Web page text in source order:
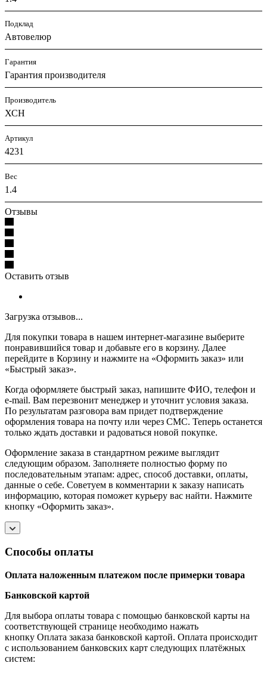
Подклад
Автовелюр
Гарантия
Гарантия производителя
Производитель
ХСН
Артикул
4231
Вес
1.4
Отзывы
Оставить отзыв
Загрузка отзывов...
Для покупки товара в нашем интернет-магазине выберите
понравившийся товар и добавьте его в корзину. Далее
перейдите в Корзину и нажмите на «Оформить заказ» или
«Быстрый заказ».
Когда оформляете быстрый заказ, напишите ФИО, телефон и
e-mail. Вам перезвонит менеджер и уточнит условия заказа.
По результатам разговора вам придет подтверждение
оформления товара на почту или через СМС. Теперь останется
только ждать доставки и радоваться новой покупке.
Оформление заказа в стандартном режиме выглядит
следующим образом. Заполняете полностью форму по
последовательным этапам: адрес, способ доставки, оплаты,
данные о себе. Советуем в комментарии к заказу написать
информацию, которая поможет курьеру вас найти. Нажмите
кнопку «Оформить заказ».
Способы оплаты
Оплата наложенным платежом после примерки товара
Банковской картой
Для выбора оплаты товара с помощью банковской карты на
соответствующей странице необходимо нажать
кнопку Оплата заказа банковской картой. Оплата происходит
с использованием банковских карт следующих платёжных
систем: